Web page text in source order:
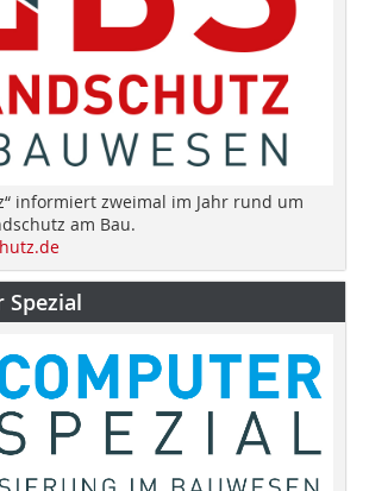
informiert zweimal im Jahr rund um
am Bau.
Spezial